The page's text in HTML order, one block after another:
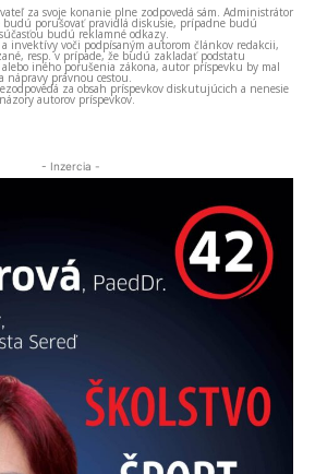
za svoje konanie plne zodpovedá sám. Administrátor
budú porušovať pravidlá diskusie, prípadne budú
budú reklamné odkazy.
invektívy voči podpísaným autorom článkov redakcii,
resp. v prípade, že budú zakladať podstatu
iného porušenia zákona, autor príspevku by mal
nápravy právnou cestou.
za obsah príspevkov diskutujúcich a nenesie
autorov príspevkov.
- Inzercia -